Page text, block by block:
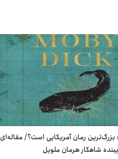
بزرگ‌ترین رمان آمریکایی است؟/ مقاله‌ای
شاهکار هرمان ملویل